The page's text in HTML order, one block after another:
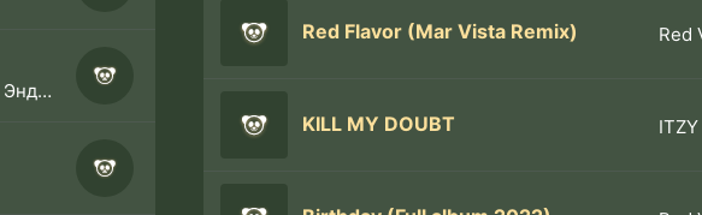
TumaniYO, MiyaGi, Эндшпиль
Red Flavor (Mar Vista Remix) Red
KILL MY DOUBT ITZY